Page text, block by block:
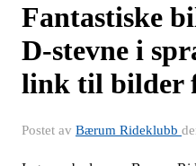
Fantastiske
D-stevne i
link til bilder
Postet av Bærum Rideklubb